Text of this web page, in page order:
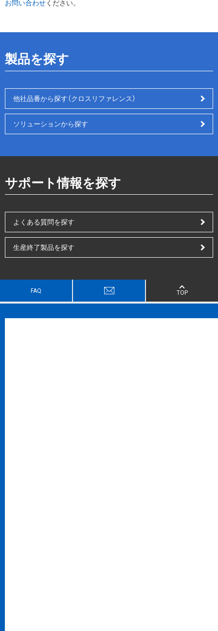
お問い合わせください。
製品を探す
他社品番から探す（クロスリファレンス）
ソリューションから探す
サポート情報を探す
よくある質問を探す
生産終了製品を探す
FAQ TOP